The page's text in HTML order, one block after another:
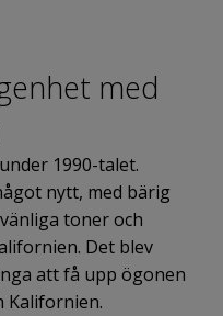
med
1990-talet.
nytt, med bärig
toner och
Det blev
att få upp ögonen
Kalifornien.